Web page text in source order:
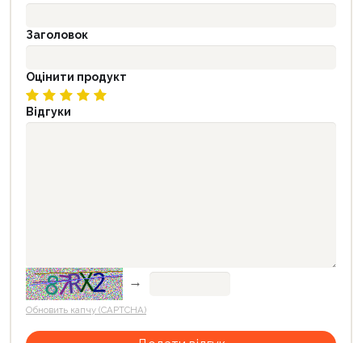
Заголовок
Оцінити продукт
Відгуки
→
Обновить капчу (CAPTCHA)